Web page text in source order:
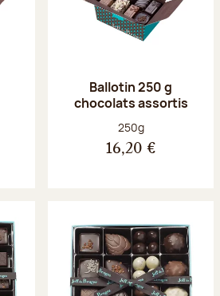
Ballotin 250 g
chocolats assortis
Poids net :
250g
16,20 €